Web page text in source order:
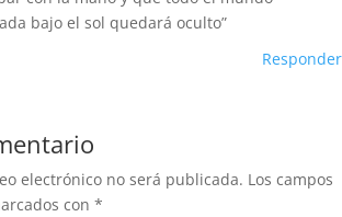
bajo el sol quedará oculto”
Responder
electrónico no será publicada. Los campos
con *